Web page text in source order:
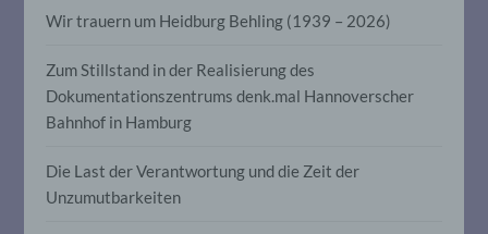
Wir trauern um Heidburg Behling (1939 – 2026)
Zum Stillstand in der Realisierung des
Dokumentationszentrums denk.mal Hannoverscher
Bahnhof in Hamburg
Die Last der Verantwortung und die Zeit der
Unzumutbarkeiten
personenbezogenen Daten verwendet
Person beziehen, zu bewerten,
insbesondere, um Aspekte bezüglich
Arbeitsleistung, wirtschaftlicher Lage,
Gesundheit, persönlicher Vorlieben,
Aufenthaltsort oder Ortswechsel dieser
natürlichen Person zu analysieren oder